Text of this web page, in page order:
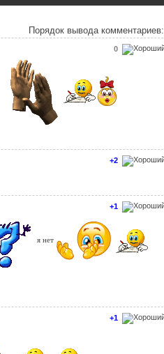
Порядок вывода комментариев:
0
+2
+1
я нет
+1